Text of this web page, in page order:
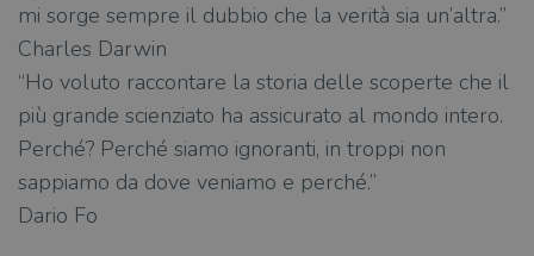
mi sorge sempre il dubbio che la verità sia un’altra.”
Charles Darwin
“Ho voluto raccontare la storia delle scoperte che il
più grande scienziato ha assicurato al mondo intero.
Perché? Perché siamo ignoranti, in troppi non
sappiamo da dove veniamo e perché.”
Dario Fo